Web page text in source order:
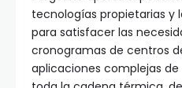
tecnologías propietarias y
para satisfacer las
cronogramas de centros
aplicaciones complejas